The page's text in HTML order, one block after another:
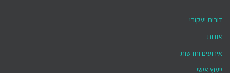
דורית יעקובי
אודות
אירועים וחדשות
ייעוץ אישי